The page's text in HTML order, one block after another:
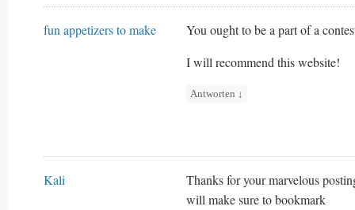
fun appetizers to make
You ought to be a part of a
I will recommend this website!
Antworten ↓
Kali
Thanks for your marvelous
will make sure to bookmark